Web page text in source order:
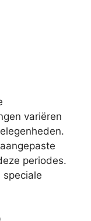
variëren
periodes.
speciale